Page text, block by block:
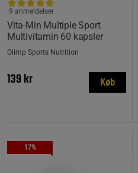
Vita-Min Multiple Sport
Multivitamin 60 kapsler
9 anmeldelser
Olimp Sports Nutrition
139 kr Køb
17%